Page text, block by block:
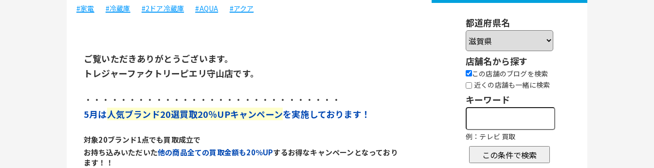
#家電 #冷蔵庫 #2ドア冷蔵庫 #AQUA #アクア
ご覧いただきありがとうございます。
トレジャーファクトリーピエリ守山店です。
・・・・・・・・・・・・・・・・・・・・・・・・・・・・・
5月は人気ブランド20選買取20％UPキャンペーンを実施しております！
対象20ブランド1点でも買取成立で
お持ち込みいただいた他の商品全ての買取金額も20％UPするお得なキャンペーンとなっており
ます！！
都道府県名
店舗名から探す
この店舗のブログを検索
近くの店舗も一緒に検索
キーワード
例：テレビ 買取
この条件で検索